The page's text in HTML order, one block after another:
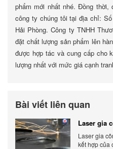
phẩm mới nhất nhé. Đồng thời,
công ty chúng tôi tại địa chỉ:
Hải Phòng. Công ty TNHH
đặt chất lượng sản phẩm lên
được hợp tác và cung cấp cho
lượng nhất với mức giá cạnh
Bài viết liên quan
Laser gia
gia công
Laser gia
kết hợp của